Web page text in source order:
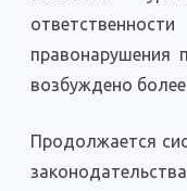
правонарушения
возбуждено
Продолжается